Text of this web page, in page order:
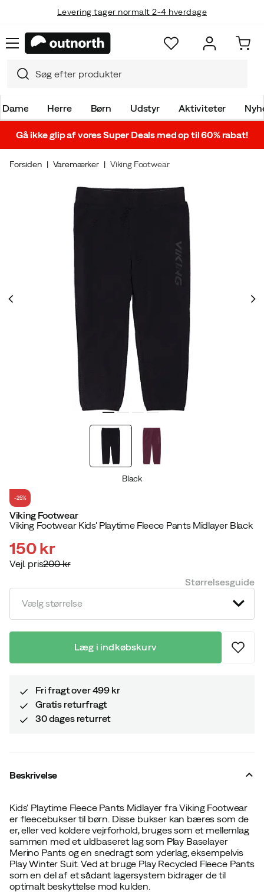
Levering tager normalt 2-4 hverdage
Dame Herre Børn Udstyr Aktiviteter
Gå ikke glip af vores Super Deals med op til 60% rabat!
Forsiden Varemærker Viking Footwear
Black
-25%
Viking Footwear
Viking Footwear Kids' Playtime Fleece Pants Midlayer Black
discounted
price
150 kr
original
price
Vejl. pris200 kr
Størrelsesguide
Vælg størrelse
Læg i indkøbskurv
Fri fragt over 499 kr
Gratis returfragt
30 dages returret
Beskrivelse
Kids' Playtime Fleece Pants Midlayer fra Viking Footwear
er fleecebukser til børn. Disse bukser kan bæres som de
er, eller ved koldere vejrforhold, bruges som et mellemlag
sammen med et uldbaseret lag som Play Baselayer
Merino Pants og en snedragt som yderlag, eksempelvis
Play Winter Suit. Ved at bruge Play Recycled Fleece Pants
som en del af et sådant lagersystem bidrager de til
optimalt beskyttelse mod kulden.